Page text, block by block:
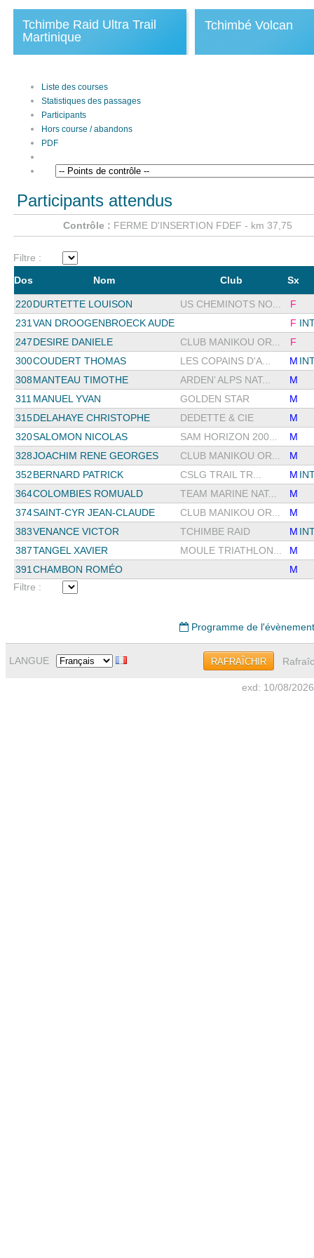
Tchimbe Raid Ultra Trail
Martinique
Tchimbé Volcan
Liste des courses
Statistiques des passages
Participants
Hors course / abandons
PDF
Participants attendus
Contrôle : FERME D'INSERTION FDEF - km 37,75
Filtre :
Dos
Nom Club Sx
220DURTETTE LOUISON US CHEMINOTS NO...
F
231 VAN DROOGENBROECK AUDE F
247DESIRE DANIELE CLUB MANIKOU OR...
F
300COUDERT THOMAS LES COPAINS D'A... M
308MANTEAU TIMOTHE ARDEN’ ALPS NAT...
M
311 MANUEL YVAN GOLDEN STAR
M
315DELAHAYE CHRISTOPHE DEDETTE & CIE
M
320SALOMON NICOLAS SAM HORIZON 200...
M
328JOACHIM RENE GEORGES CLUB MANIKOU OR...
M
352BERNARD PATRICK CSLG TRAIL TR... M
364COLOMBIES ROMUALD TEAM MARINE NAT...
M
374SAINT-CYR JEAN-CLAUDE CLUB MANIKOU OR...
M
383VENANCE VICTOR TCHIMBE RAID M
387TANGEL XAVIER MOULE TRIATHLON...
M
391 CHAMBON ROMÉO
M
Filtre :
Programme de l'évènement
LANGUE RAFRAÎCHIR
exd: 10/08/